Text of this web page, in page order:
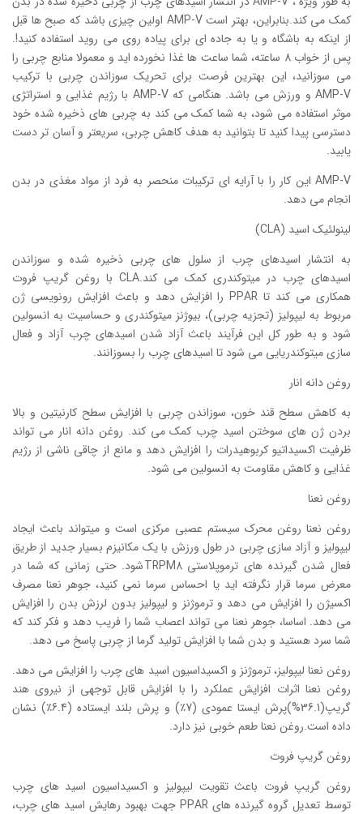
کمک می کند.بنابراین، بهتر است AMP-V اولین چیزی باشد که صبح ها قبل
از اینکه به باشگاه و یا به جاده ای برای پیاده روی می روید استفاده کنید!.
پس از خواب 8 ساعته، شما ساعت ها غذا نخورده اید و معمولا منابع چربی را
می سوزانید، این بهترین فرصت برای تحریک سوزاندن چربی با ترکیب
AMP-V و ورزش می باشد. هنگامی که AMP-V با رژیم غذایی و استراتژی
موثر استفاده می شود، به شما کمک می کند به چربی های ذخیره شده خود
دسترسی پیدا کنید تا بتوانید به هدف کاهش چربی، سریعتر و آسان تر دست
یابید.
AMP-V این کار را با آرایه ای ترکیبات منحصر به فرد از مواد مغذی در بدن
انجام می دهد.
لینولئیک اسید (CLA)
به انتشار اسیدهای چرب از سلول های چربی ذخیره شده و سوزاندن
اسیدهای چرب در میتوکندری کمک می کند.CLA با روغن گریپ فروت
همکاری می کند تا PPAR را افزایش دهد و باعث افزایش رونویسی ژن
مربوط به لیپولیز (تجزیه چربی)، بیوژنز میتوکندری و حساسیت به انسولین
شود و به طور کل این فرآیند باعث آزاد شدن اسیدهای چرب آزاد و فعال
سازی میتوکندریایی می شود تا اسیدهای چرب را بسوزانند.
روغن دانه انار
به کاهش سطح قند خون، سوزاندن چربی با افزایش سطح کارنیتین و بالا
بردن ژن های سوختن اسید چرب کمک می کند. روغن دانه انار می تواند
ظرفیت اکسیداتیو کربوهیدرات را افزایش دهد و مانع از چاقی ناشی از رژیم
غذایی و کاهش مقاومت به انسولین می شود.
روغن نعنا
روغن نعنا روغن محرک سیستم عصبی مرکزی است و میتواند باعث ایجاد
لیپولیز و آزاد سازی چربی در طول ورزش با یک مکانیزم بسیار جدید از طریق
فعال شدن گیرنده های ترموپلاستی TRPM8شود. حتی زمانی که شما در
معرض سرما قرار نگرفته اید یا احساس سرما نمی کنید، جوهر نعنا مصرف
اکسیژن را افزایش می دهد و ترموژنز و لیپولیز بدون لرزش بدن را افزایش
می دهد. اساسا، جوهر نعنا می تواند اعصاب شما را فریب دهد و فکر کند که
شما سرد هستید و بدن شما با افزایش تولید گرما از چربی پاسخ می دهد.
روغن نعنا لیپولیز، ترموژنز و اکسیداسیون اسید های چرب را افزایش می دهد.
روغن نعنا اثرات افزایش عملکرد را با افزایش قابل توجهی از نیروی هند
گریپ(36.1%)پرش ایستا عمودی (7٪) و پرش بلند ایستاده (6.4٪) نشان
داده است.روغن نعنا طعم خوبی نیز دارد.
روغن گریپ فروت
روغن گریپ فروت باعث تقویت لیپولیز و اکسیداسیون اسید های چرب
توسط تعدیل گروه گیرنده های PPAR جهت بهبود رهایش اسید های چرب،